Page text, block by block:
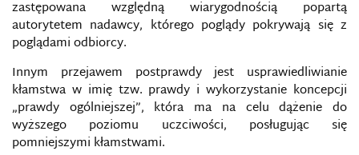
zastępowana względną wiarygodnością popartą
autorytetem nadawcy, którego poglądy pokrywają się z
poglądami odbiorcy.
Innym przejawem postprawdy jest usprawiedliwianie
kłamstwa w imię tzw. prawdy i wykorzystanie koncepcji
„prawdy ogólniejszej”, która ma na celu dążenie do
wyższego poziomu uczciwości, posługując się
pomniejszymi kłamstwami.
KOMUNIKACJA STRATEGICZNA
KONCEPCJA SMART POWER
KONCEPCJA WAY OF WARFARE